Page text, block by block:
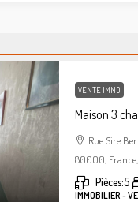
VENTE IMMO
Maison 3
Rue Sire
80000,
Pièces:5
IMMOBILIER -